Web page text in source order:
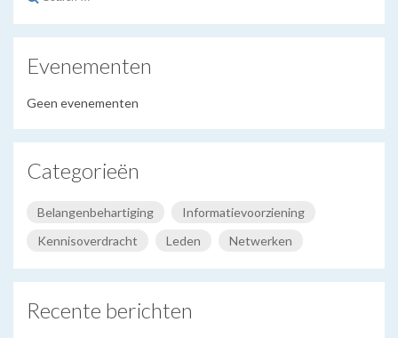
Evenementen
Geen evenementen
Categorieën
Belangenbehartiging
Informatievoorziening
Kennisoverdracht
Leden Netwerken
Recente berichten